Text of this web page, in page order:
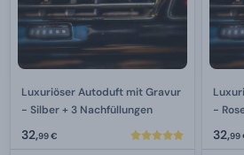
Luxuriöser Autoduft mit Gravur
- Silber + 3 Nachfüllungen
32,99 €
-
32,99